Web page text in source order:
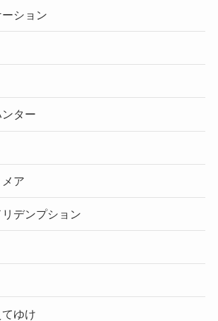
ション
ター
ア
デンプション
ゆけ